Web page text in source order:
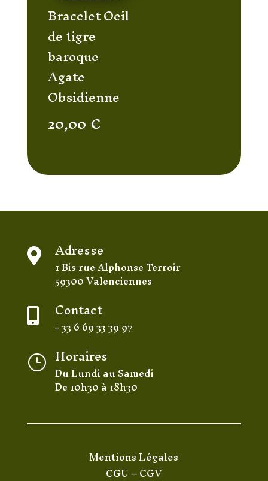
Bracelet Oeil
de tigre
baroque
Agate
Obsidienne
20,00€
 Adresse
1 Bis rue Alphonse Terroir
59300 Valenciennes
 Contact
+ 33 6 69 33 39 97
} Horaires
Du Lundi au Samedi
De 10h30 à 18h30
Mentions Légales
CGU–CGV